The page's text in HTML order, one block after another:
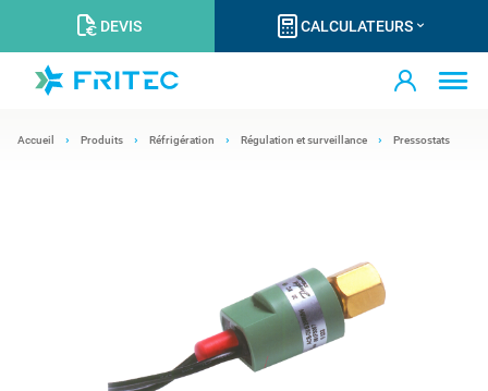
DEVIS CALCULATEURS
Accueil Produits Réfrigération Régulation et surveillance Pressostats